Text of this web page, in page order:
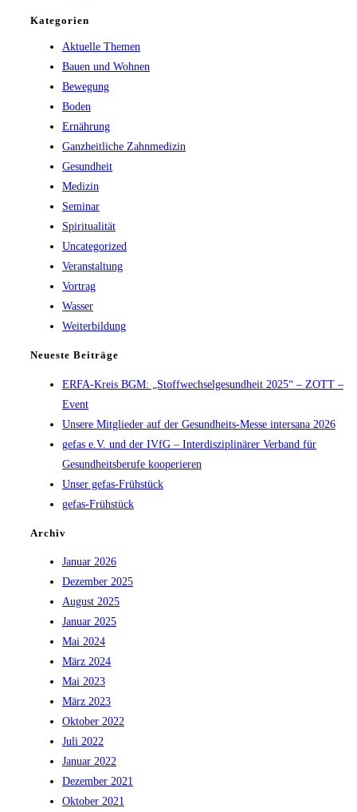
Kategorien
Aktuelle Themen
Bauen und Wohnen
Bewegung
Boden
Ernährung
Ganzheitliche Zahnmedizin
Gesundheit
Medizin
Seminar
Spiritualität
Uncategorized
Veranstaltung
Vortrag
Wasser
Weiterbildung
Neueste Beiträge
ERFA-Kreis BGM: „Stoffwechselgesundheit 2025“ – ZOTT –
Event
Unsere Mitglieder auf der Gesundheits-Messe intersana 2026
gefas e.V. und der IVfG – Interdisziplinärer Verband für
Gesundheitsberufe kooperieren
Unser gefas-Frühstück
gefas-Frühstück
Archiv
Januar 2026
Dezember 2025
August 2025
Januar 2025
Mai 2024
März 2024
Mai 2023
März 2023
Oktober 2022
Juli 2022
Januar 2022
Dezember 2021
Oktober 2021